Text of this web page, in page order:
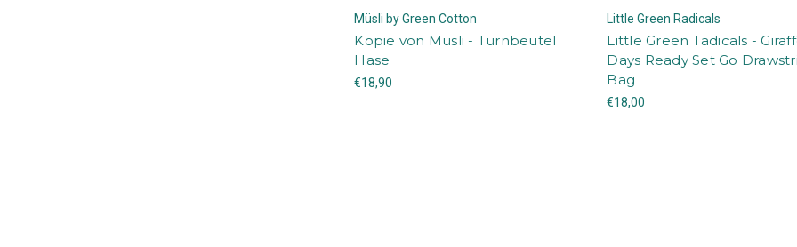
Müsli by Green Cotton
Kopie von Müsli - Turnbeutel
Hase
€18,90
Little Green Radicals
Little Green Tadicals -
Days Ready Set Go
Bag
€18,00